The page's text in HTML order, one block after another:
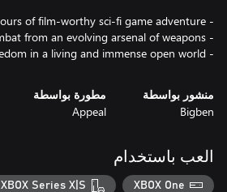
- Total freedom in a living and immense open world
منشور بواسطة
Bigben
مطورة بواسطة
Appeal
العب باستخدام
XBOX One
XBOX Series X|S